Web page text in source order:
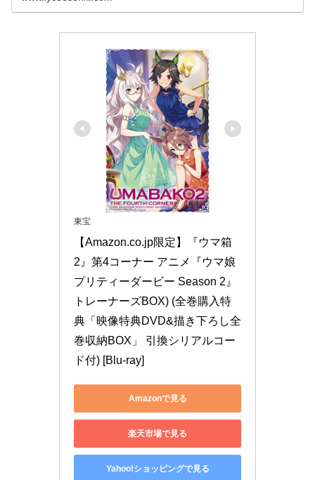
東宝
【Amazon.co.jp限定】『ウマ箱
2』第4コーナー アニメ『ウマ娘
プリティーダービー Season 2』
トレーナーズBOX) (全巻購入特
典「映像特典DVD&描き下ろし全
巻収納BOX」 引換シリアルコー
ド付) [Blu-ray]
Amazonで見る
楽天市場で見る
Yahoo!ショッピングで見る